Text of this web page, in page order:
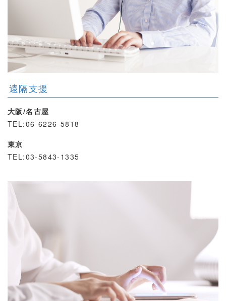
遠隔支援
大阪/名古屋
TEL:06-6226-5818
東京
TEL:03-5843-1335